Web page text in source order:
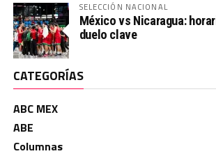
SELECCIÓN NACIONAL
México vs Nicaragua:
duelo clave
CATEGORÍAS
ABC MEX
ABE
Columnas